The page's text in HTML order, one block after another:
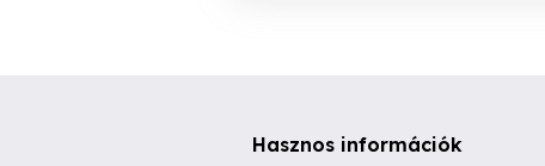
Hasznos információk